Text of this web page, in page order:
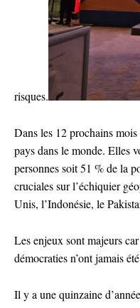
risques.
Dans les 12 prochains
pays dans le monde. Elles
personnes soit 51 % de la
cruciales sur l’échiquier
Unis, l’Indonésie, le
Les enjeux sont majeurs
démocraties n’ont jamais
Il y a une quinzaine